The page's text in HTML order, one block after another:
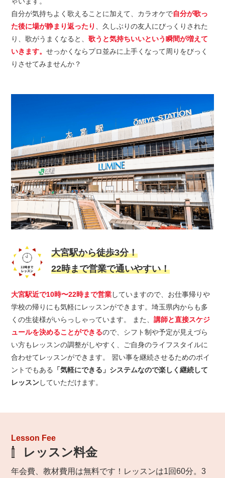
自分が気持ちよく歌えることに加えて、カラオケで自分が歌っ
た後に場が静まり返ったり
、久しぶりの友人にびっくりされた
り、歌がうまくなると、歌うと気持ちいいという瞬間が増えて
いきます。せっかくならプロ並みに上手くなって周りをびっく
りさせてみませんか？
大宮駅から徒歩3分！
22時まで営業で通いやすい！
大宮駅近で10時〜22時まで営業していますので、お仕事帰りや
学校の帰りにも気軽にレッスンができます。埼玉県内からも多
くの生徒様がいらっしゃっています。 また、講師と直接スケジ
ュールを決めることができるので、シフト制や予定が見えづら
い方もレッスンの調整がしやすく、ご自身のライフスタイルに
合わせてレッスンができます。 習い事を継続させるためのポイ
ントでもある
「気軽にできる」システムなので楽しく継続して
レッスンしていただけます。
Lesson Fee
レッスン料金
年会費、教材費用は無料です！レッスンは1回60分。3